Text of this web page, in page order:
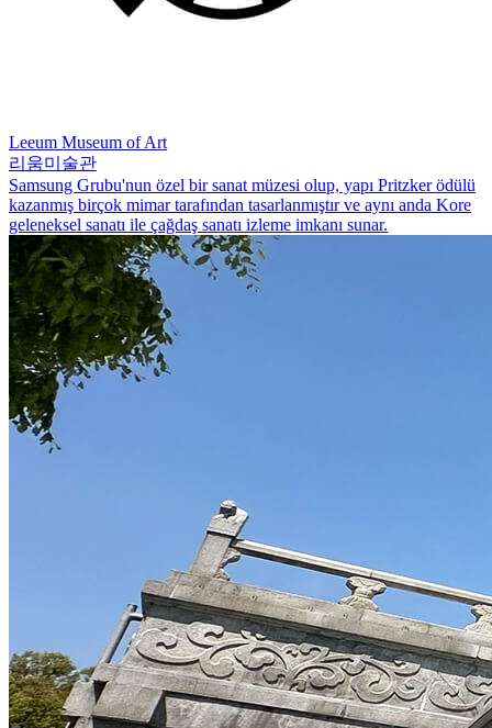
Leeum Museum of Art
리움미술관
Samsung Grubu'nun özel bir sanat müzesi olup, yapı Pritzker ödülü
kazanmış birçok mimar tarafından tasarlanmıştır ve aynı anda Kore
geleneksel sanatı ile çağdaş sanatı izleme imkanı sunar.